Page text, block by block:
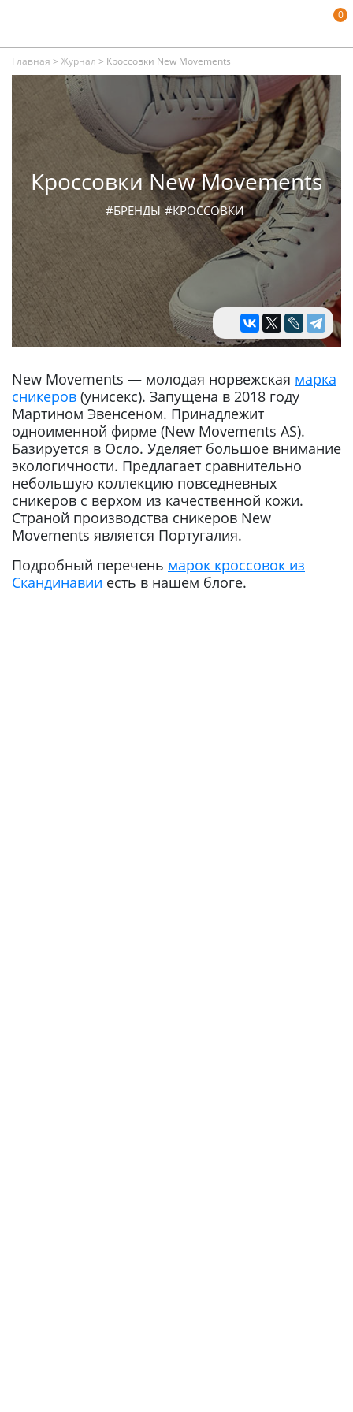
0
Главная > Журнал > Кроссовки New Movements
Кроссовки New Movements
#БРЕНДЫ #КРОССОВКИ
New Movements — молодая норвежская марка
сникеров (унисекс). Запущена в 2018 году
Мартином Эвенсеном. Принадлежит
одноименной фирме (New Movements AS).
Базируется в Осло. Уделяет большое внимание
экологичности. Предлагает сравнительно
небольшую коллекцию повседневных
сникеров с верхом из качественной кожи.
Страной производства сникеров New
Movements является Португалия.
Подробный перечень марок кроссовок из
Скандинавии есть в нашем блоге.